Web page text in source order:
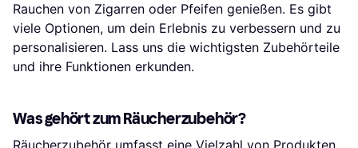
Rauchen von Zigarren oder Pfeifen genießen. Es gibt
viele Optionen, um dein Erlebnis zu verbessern und zu
personalisieren. Lass uns die wichtigsten Zubehörteile
und ihre Funktionen erkunden.
Was gehört zum Räucherzubehör?